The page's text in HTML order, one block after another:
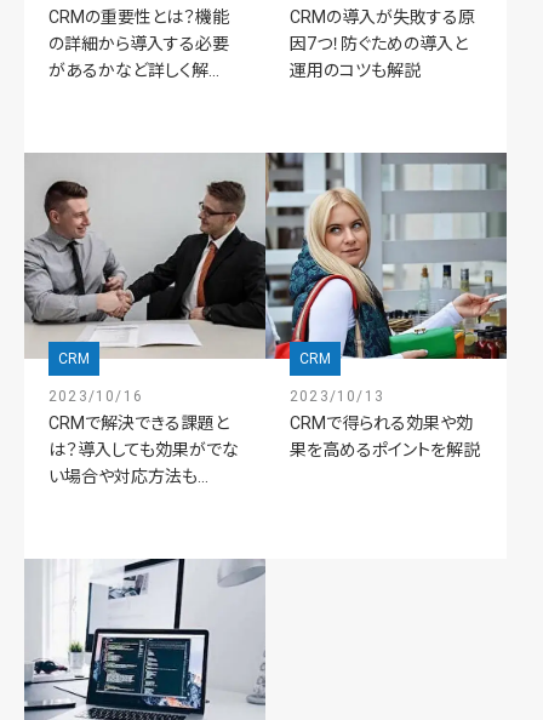
CRMの重要性とは？機能
の詳細から導入する必要
があるかなど詳しく解...
CRMの導入が失敗する原
因7つ！防ぐための導入と
運用のコツも解説
CRM
2023/10/16
CRMで解決できる課題と
は？導入しても効果がでな
い場合や対応方法も...
CRM
2023/10/13
CRMで得られる効果や効
果を高めるポイントを解説